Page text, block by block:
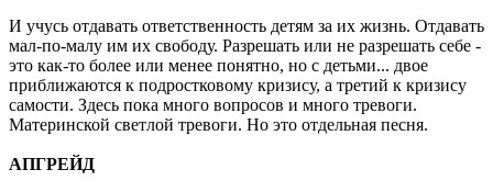
И учусь отдавать ответственность детям за их жизнь. Отдавать
мал-по-малу им их свободу. Разрешать или не разрешать себе -
это как-то более или менее понятно, но с детьми... двое
приближаются к подростковому кризису, а третий к кризису
самости. Здесь пока много вопросов и много тревоги.
Материнской светлой тревоги. Но это отдельная песня.
АПГРЕЙД